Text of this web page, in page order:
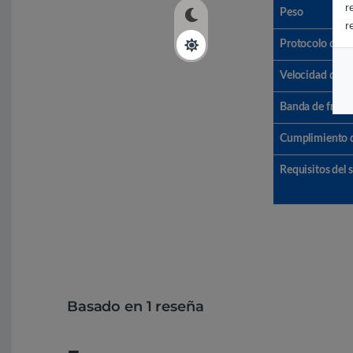
Peso
Protocolo de
Velocidad de
Banda de
Cumplimiento
Requisitos del
Basado en 1 reseña